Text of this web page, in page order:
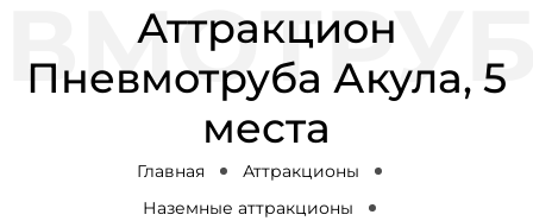
Аттракцион
Пневмотруба Акула, 5
места
Главная
Аттракционы
Наземные аттракционы